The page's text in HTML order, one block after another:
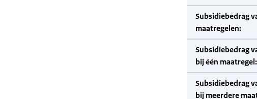
Subsidiebedrag
maatregelen:
Subsidiebedrag
bij één maatregel:
Subsidiebedrag
bij meerdere